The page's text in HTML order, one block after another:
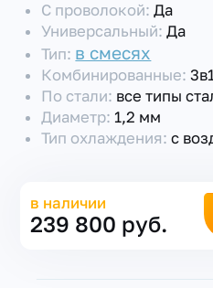
С проволокой:Да
Универсальный:Да
Тип: в смесях
Комбинированные:
По стали: все типы
Диаметр: 1,2 мм
Тип охлаждения:с
в наличии
239 800 руб.